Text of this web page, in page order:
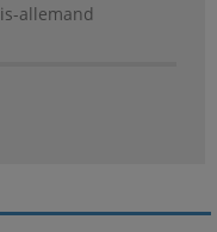
allemand